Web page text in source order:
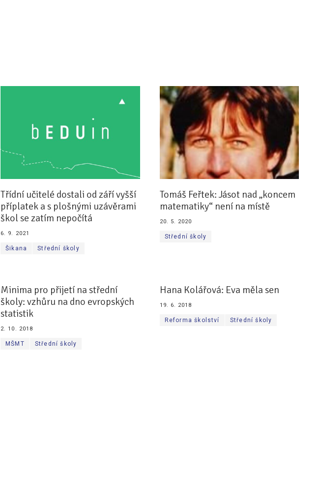
Třídní učitelé dostali od září vyšší
příplatek a s plošnými uzávěrami
škol se zatím nepočítá
6. 9. 2021
Šikana Střední školy
Tomáš Feřtek: Jásot nad „koncem
matematiky“ není na místě
20. 5. 2020
Střední školy
Minima pro přijetí na střední
školy: vzhůru na dno evropských
statistik
2. 10. 2018
MŠMT Střední školy
Hana Kolářová: Eva měla sen
19. 6. 2018
Reforma školství Střední školy